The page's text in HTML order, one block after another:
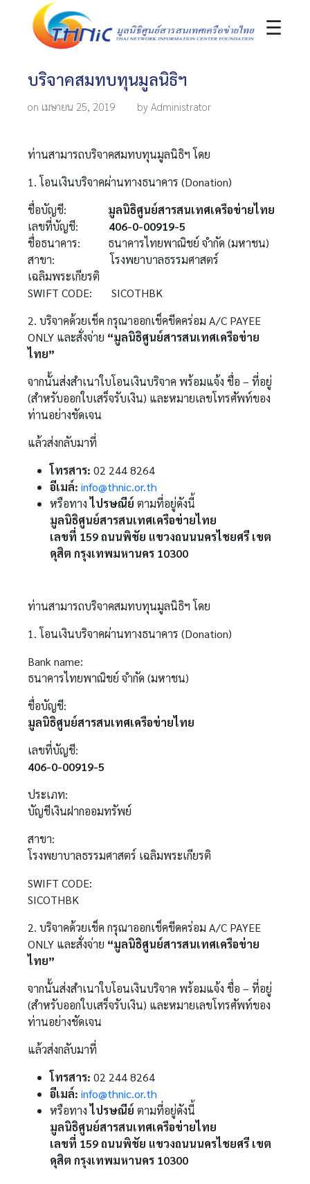
☰
บริจาคสมทบทุนมูลนิธิฯ
on เมษายน 25, 2019 by Administrator
ท่านสามารถบริจาคสมทบทุนมูลนิธิฯ โดย
1. โอนเงินบริจาคผ่านทางธนาคาร (Donation)
ชื่อบัญชี:
มูลนิธิศูนย์สารสนเทศเครือข่ายไทย
เลขที่บัญชี: 406-0-00919-5
ชื่อธนาคาร: ธนาคารไทยพาณิชย์ จำกัด (มหาชน)
สาขา:โรงพยาบาลธรรมศาสตร์
เฉลิมพระเกียรติ
SWIFT CODE: SICOTHBK
2. บริจาคด้วยเช็ค กรุณาออกเช็คขีดคร่อม A/C PAYEE
ONLY และสั่งจ่าย “มูลนิธิศูนย์สารสนเทศเครือข่าย
ไทย”
จากนั้นส่งสำเนาใบโอนเงินบริจาค พร้อมแจ้ง ชื่อ – ที่อยู่
(สำหรับออกใบเสร็จรับเงิน) และหมายเลขโทรศัพท์ของ
ท่านอย่างชัดเจน
แล้วส่งกลับมาที่
โทรสาร: 02 244 8264
อีเมล์: info@thnic.or.th
หรือทางไปรษณีย์ตามที่อยู่ดังนี้
มูลนิธิศูนย์สารสนเทศเครือข่ายไทย
เลขที่ 159 ถนนพิชัย แขวงถนนนครไชยศรี เขต
ดุสิต กรุงเทพมหานคร 10300
ท่านสามารถบริจาคสมทบทุนมูลนิธิฯ โดย
1. โอนเงินบริจาคผ่านทางธนาคาร (Donation)
Bank name:
ธนาคารไทยพาณิชย์ จำกัด (มหาชน)
ชื่อบัญชี:
มูลนิธิศูนย์สารสนเทศเครือข่ายไทย
เลขที่บัญชี:
406-0-00919-5
ประเภท:
บัญชีเงินฝากออมทรัพย์
สาขา:
โรงพยาบาลธรรมศาสตร์ เฉลิมพระเกียรติ
SWIFT CODE:
SICOTHBK
2. บริจาคด้วยเช็ค กรุณาออกเช็คขีดคร่อม A/C PAYEE
ONLY และสั่งจ่าย “มูลนิธิศูนย์สารสนเทศเครือข่าย
ไทย”
จากนั้นส่งสำเนาใบโอนเงินบริจาค พร้อมแจ้ง ชื่อ – ที่อยู่
(สำหรับออกใบเสร็จรับเงิน) และหมายเลขโทรศัพท์ของ
ท่านอย่างชัดเจน
แล้วส่งกลับมาที่
โทรสาร: 02 244 8264
อีเมล์: info@thnic.or.th
หรือทางไปรษณีย์ตามที่อยู่ดังนี้
มูลนิธิศูนย์สารสนเทศเครือข่ายไทย
เลขที่ 159 ถนนพิชัย แขวงถนนนครไชยศรี เขต
ดุสิต กรุงเทพมหานคร 10300